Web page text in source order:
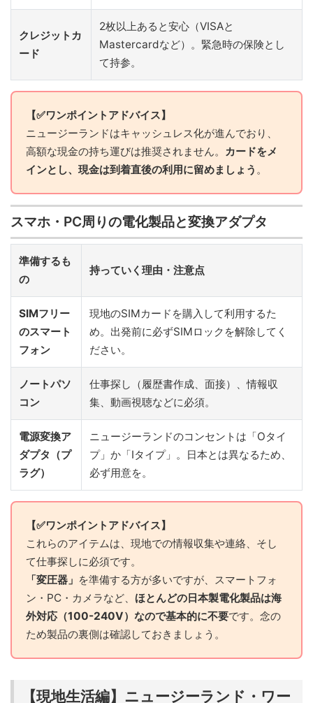
クレジットカ
ード
2枚以上あると安心（VISAと
Mastercardなど）。緊急時の保険とし
て持参。
【✅ワンポイントアドバイス】
ニュージーランドはキャッシュレス化が進んでおり、
高額な現金の持ち運びは推奨されません。 カードをメ
インとし、現金は到着直後の利用に留めましょう 。
スマホ・PC周りの電化製品と変換アダプタ
準備するも
の
持っていく理由・注意点
SIMフリー
のスマート
フォン
現地のSIMカードを購入して利用するた
め。出発前に必ずSIMロックを解除してく
ださい。
ノートパソ
コン
仕事探し（履歴書作成、面接）、情報収
集、動画視聴などに必須。
電源変換ア
ダプタ（プ
ラグ）
ニュージーランドのコンセントは「Oタイ
プ」か「Iタイプ」。日本とは異なるため、
必ず用意を。
【✅ワンポイントアドバイス】
これらのアイテムは、現地での情報収集や連絡、そし
て仕事探しに必須です。
「変圧器」 を準備する方が多いですが、スマートフォ
ン・PC・カメラなど、 ほとんどの日本製電化製品は海
外対応（100-240V）なので基本的に不要です。念の
ため製品の裏側は確認しておきましょう。
【現地生活編】ニュージーランド・ワー